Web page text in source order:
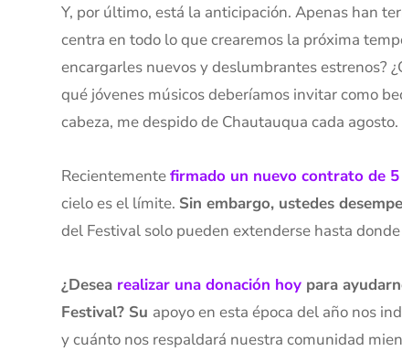
Y, por último, está la anticipación. Apenas han
centra en todo lo que crearemos la próxima
encargarles nuevos y deslumbrantes estrenos?
qué jóvenes músicos deberíamos invitar como
cabeza, me despido de Chautauqua cada agosto.
Recientementefirmado un nuevo contrato de 5
cielo es el límite. Sin embargo, ustedes
del Festival solo pueden extenderse hasta
¿Desea realizar una donación hoy para
Festival? Su apoyo en esta época del año nos
y cuánto nos respaldará nuestra comunidad